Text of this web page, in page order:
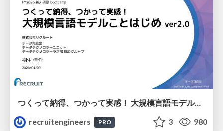
つくって納得、つかって実感！ 大規模言語モデルことはじめ ver2.0
recruitengineers
PRO 3 980